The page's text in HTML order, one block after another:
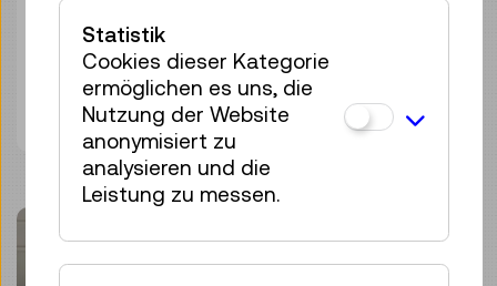
Schallschutzpaneele aus Nutzhanf
(HEMPSTATIC)
Bild herunterladen
Statistik
Cookies dieser Kategorie
ermöglichen es uns, die
Nutzung der Website
anonymisiert zu
analysieren und die
Leistung zu messen.